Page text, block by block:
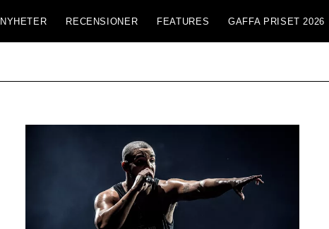
NYHETER RECENSIONER FEATURES GAFFA PRISET 2026